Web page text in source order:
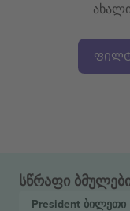
სწრაფი
President ბილეთი